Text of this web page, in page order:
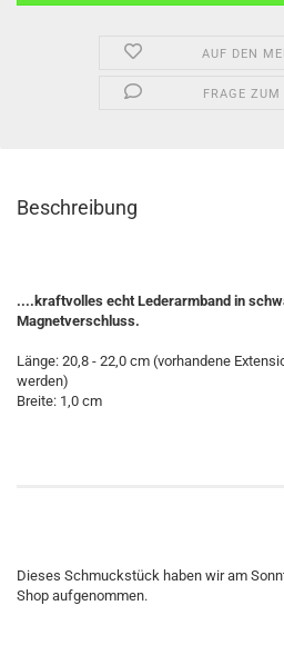
AUF DEN
FRAGE ZUM
Beschreibung
....kraftvolles echt Lederarmband in
Magnetverschluss.
Länge: 20,8 - 22,0 cm (vorhandene
werden)
Breite: 1,0 cm
Dieses Schmuckstück haben wir am
Shop aufgenommen.